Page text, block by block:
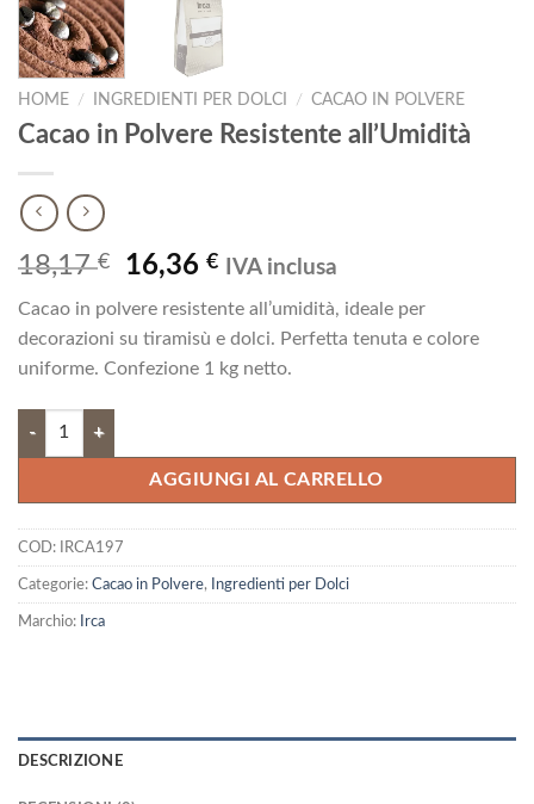
HOME / INGREDIENTI PER DOLCI / CACAO IN POLVERE
Cacao in Polvere Resistente all’Umidità
18,17€
Il
originale
era:
18,17 €.
16,36€Il
attuale
è:
16,36 €.
IVA inclusa
Cacao in polvere resistente all’umidità, ideale per
decorazioni su tiramisù e dolci. Perfetta tenuta e colore
uniforme. Confezione 1 kg netto.
Cacao in Polvere Resistente all’Umidità quantità
AGGIUNGI AL CARRELLO
COD: IRCA197
Categorie: Cacao in Polvere, Ingredienti per Dolci
Marchio: Irca
DESCRIZIONE